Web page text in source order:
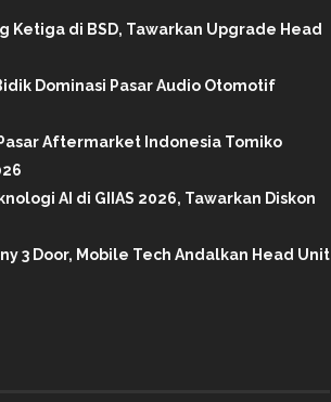
Ketiga di BSD, Tawarkan Upgrade Head
Dominasi Pasar Audio Otomotif
Aftermarket Indonesia Tomiko
AI di GIIAS 2026, Tawarkan Diskon
3 Door, Mobile Tech Andalkan Head Unit